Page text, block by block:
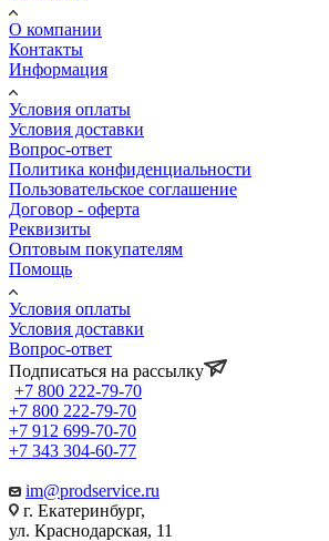
О компании
Контакты
Информация
Условия оплаты
Условия доставки
Вопрос-ответ
Политика конфиденциальности
Пользовательское соглашение
Договор - оферта
Реквизиты
Оптовым покупателям
Помощь
Условия оплаты
Условия доставки
Вопрос-ответ
Подписаться на рассылку
+7 800 222-79-70
+7 800 222-79-70
+7 912 699-70-70
+7 343 304-60-77
im@prodservice.ru
г. Екатеринбург,
ул. Краснодарская, 11